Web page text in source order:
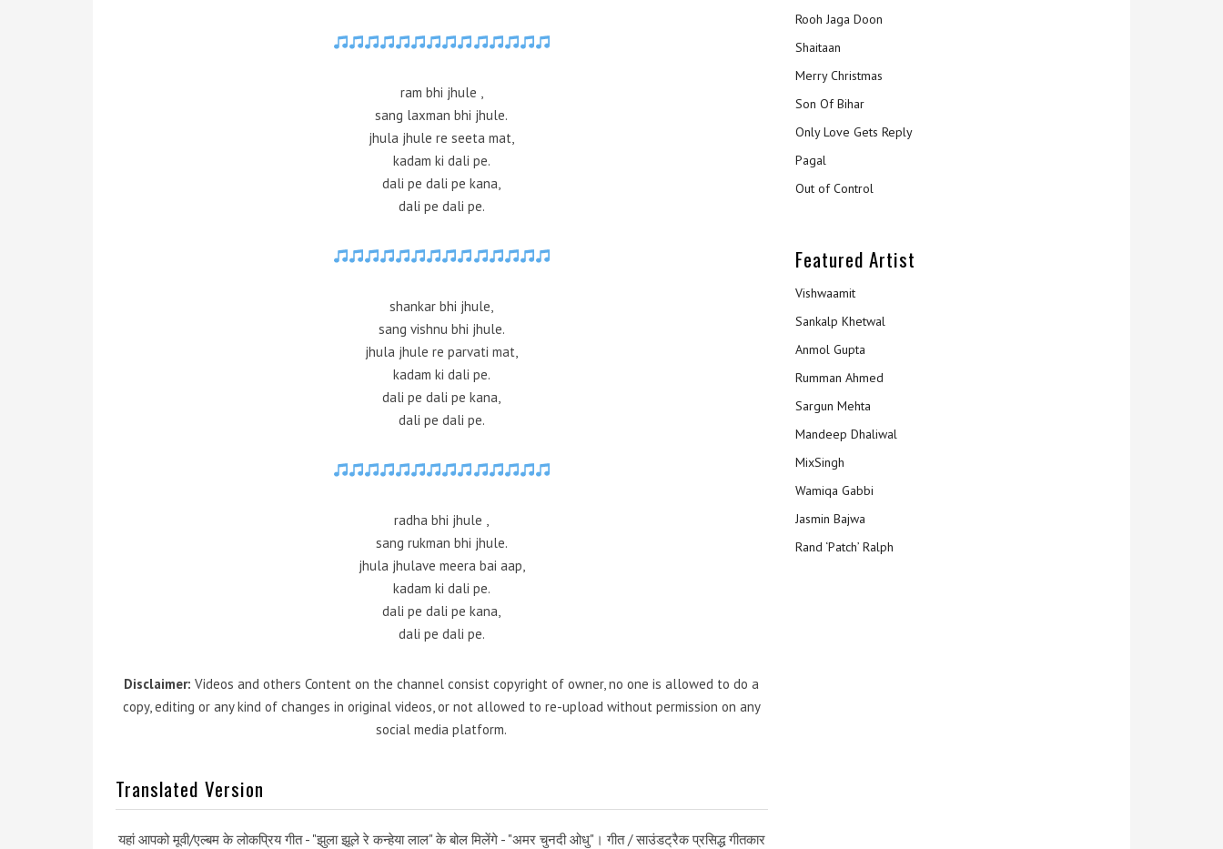
ram bhi jhule ,
sang laxman bhi jhule.
jhula jhule re seeta mat,
kadam ki dali pe.
dali pe dali pe kana,
dali pe dali pe.
shankar bhi jhule,
sang vishnu bhi jhule.
jhula jhule re parvati mat,
kadam ki dali pe.
dali pe dali pe kana,
dali pe dali pe.
radha bhi jhule ,
sang rukman bhi jhule.
jhula jhulave meera bai aap,
kadam ki dali pe.
dali pe dali pe kana,
dali pe dali pe.
Disclaimer: Videos and others Content on the channel consist copyright of owner, no one is allowed to do a
copy, editing or any kind of changes in original videos, or not allowed to re-upload without permission on any
social media platform.
Translated Version
यहां आपको मूवी/एल्बम के लोकप्रिय गीत - "झुला झूले रे कन्हेया लाल" के बोल मिलेंगे - "अमर चुनदी ओधु"। गीत / साउंडट्रैक प्रसिद्ध गीतकार
Rooh Jaga Doon
Shaitaan
Merry Christmas
Son Of Bihar
Only Love Gets Reply
Pagal
Out of Control
Featured Artist
Vishwaamit
Sankalp Khetwal
Anmol Gupta
Rumman Ahmed
Sargun Mehta
Mandeep Dhaliwal
MixSingh
Wamiqa Gabbi
Jasmin Bajwa
Rand ‘Patch’ Ralph